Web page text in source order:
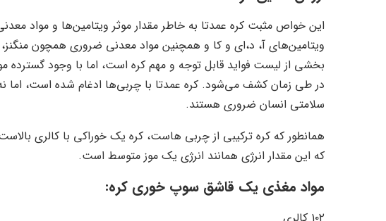
این خواص مثبت کره عمدتا به خاطر مقدار موثر ویتامین‌ها و مواد
ویتامین‌های آ، د،‌ای و کا و همچنین مواد معدنی ضروری همچون
بخشی از لیست فواید قابل توجه و مهم کره است، اما با وجود گسترده
در طی زمان کشف می‌شود. کره عمدتا با چربی‌ها ادغام شده است، اما
سلامتی انسان ضروری هستند.
که این مقدار انرژی همانند انرژی یک موز متوسط است.
مواد مغذی یک قاشق سوپ خوری کره: